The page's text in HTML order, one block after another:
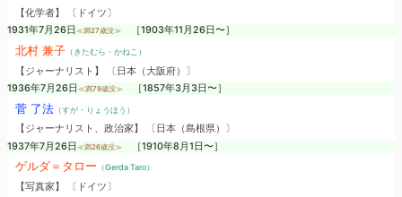
【化学者】 〔ドイツ〕
1931年7月26日 ≪満27歳没≫ ［1903年11月26日〜］
北村 兼子（きたむら・かねこ）
【ジャーナリスト】 〔日本（大阪府）〕
1936年7月26日 ≪満79歳没≫ ［1857年3月3日〜］
菅 了法（すが・りょうほう）
【ジャーナリスト、政治家】 〔日本（島根県）〕
1937年7月26日 ≪満26歳没≫ ［1910年8月1日〜］
ゲルダ＝タロー （Gerda Taro）
【写真家】 〔ドイツ〕